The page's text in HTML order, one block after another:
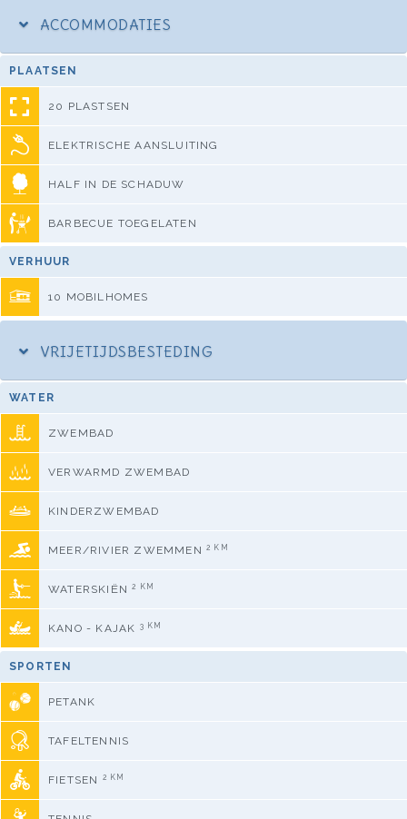
ACCOMMODATIES
PLAATSEN
20 PLASTSEN
ELEKTRISCHE AANSLUITING
HALF IN DE SCHADUW
BARBECUE TOEGELATEN
VERHUUR
10 MOBILHOMES
VRIJETIJDSBESTEDING
WATER
ZWEMBAD
VERWARMD ZWEMBAD
KINDERZWEMBAD
MEER/RIVIER ZWEMMEN 2 KM
WATERSKIËN2 KM
KANO - KAJAK 3 KM
SPORTEN
PETANK
TAFELTENNIS
FIETSEN 2 KM